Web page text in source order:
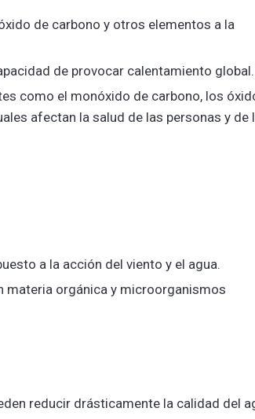
de carbono y otros elementos a la
de provocar calentamiento global.
como el monóxido de carbono, los
afectan la salud de las personas y de
a la acción del viento y el agua.
materia orgánica y microorganismos
reducir drásticamente la calidad del